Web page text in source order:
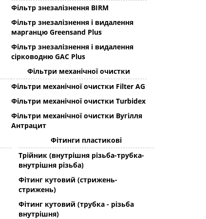
Фільтр знезалізнення BIRM
Фільтр знезалізнення і видалення
марганцю Greensand Plus
Фільтр знезалізнення і видалення
сірководню GAC Plus
Фільтри механічної очистки
Фільтри механічної очистки Filter AG
Фільтри механічної очистки Turbidex
Фільтри механічної очистки Вугілля
Антрацит
Фітинги пластикові
Трійник (внутрішня різьба-трубка-
внутрішня різьба)
Фітинг кутовий (стрижень-
стрижень)
Фітинг кутовий (трубка - різьба
внутрішня)